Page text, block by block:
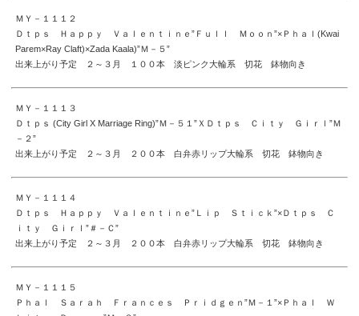
ＭＹ－１１１２
Ｄｔｐｓ Ｈａｐｐｙ Ｖａｌｅｎｔｉｎｅ”Ｆｕｌｌ Ｍｏｏｎ”×Ｐｈａｌ(Kwai
Parem×Ray Claft)×Zada Kaala)”Ｍ－５”
出来上がり予定 ２～３月 １００本 淡ピンク大輪系 切花 鉢物向き
ＭＹ－１１１３
Ｄｔｐｓ (City Girl X Marriage Ring)”Ｍ－５１”ＸＤｔｐｓ Ｃｉｔｙ Ｇｉｒｌ”Ｍ
－２”
出来上がり予定 ２～３月 ２００本 白弁赤リップ大輪系 切花 鉢物向き
ＭＹ－１１１４
Ｄｔｐｓ Ｈａｐｐｙ Ｖａｌｅｎｔｉｎｅ”Ｌｉｐ Ｓｔｉｃｋ”×Ｄｔｐｓ Ｃ
ｉｔｙ Ｇｉｒｌ”＃－Ｃ”
出来上がり予定 ２～３月 ２００本 白弁赤リップ大輪系 切花 鉢物向き
ＭＹ－１１１５
Ｐｈａｌ Ｓａｒａｈ Ｆｒａｎｃｅｓ Ｐｒｉｄｇｅｎ”Ｍ－１”×Ｐｈａｌ Ｗ